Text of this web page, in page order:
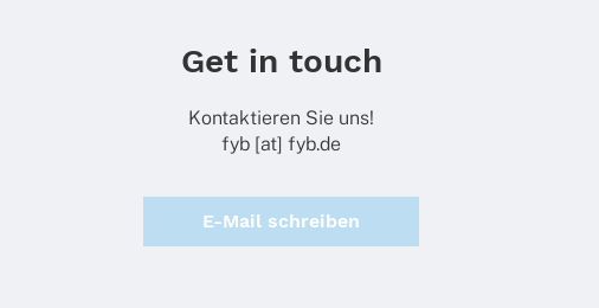
Get in touch
Kontaktieren Sie uns!
fyb [at] fyb.de
E-Mail schreiben